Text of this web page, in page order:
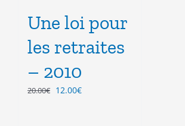
Une loi pour
les retraites
– 2010
20.00€ Le
12.00€Le